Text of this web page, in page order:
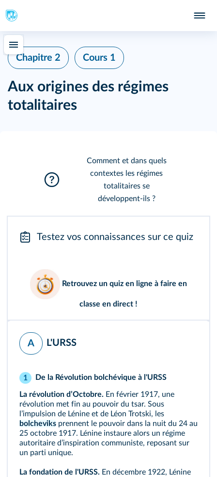
Chapitre 2 Cours 1
Aux origines des régimes
totalitaires
Comment et dans quels
contextes les régimes
totalitaires se
développent-ils ?
Testez vos connaissances sur ce quiz
Retrouvez un quiz en ligne à faire en
classe en direct !
A L'URSS
1 De la Révolution bolchévique à l'URSS
La révolution dʼOctobre. En février 1917, une
révolution met fin au pouvoir du tsar. Sous
lʼimpulsion de Lénine et de Léon Trotski, les
bolcheviks prennent le pouvoir dans la nuit du 24 au
25 octobre 1917. Lénine instaure alors un régime
autoritaire dʼinspiration communiste, reposant sur
un parti unique.
La fondation de l'URSS. En décembre 1922, Lénine